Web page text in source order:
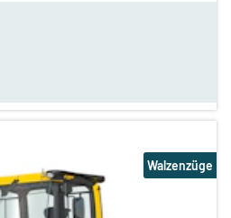
Walzenzüge